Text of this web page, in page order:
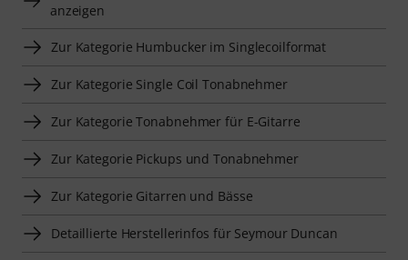
anzeigen
Zur Kategorie Humbucker im Singlecoilformat
Zur Kategorie Single Coil Tonabnehmer
Zur Kategorie Tonabnehmer für E-Gitarre
Zur Kategorie Pickups und Tonabnehmer
Zur Kategorie Gitarren und Bässe
Detaillierte Herstellerinfos für Seymour Duncan